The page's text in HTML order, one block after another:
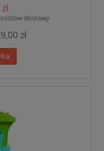
dostawy
zł